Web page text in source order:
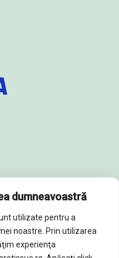
dumneavoastră
utilizate pentru a
noastre. Prin utilizarea
experienţa